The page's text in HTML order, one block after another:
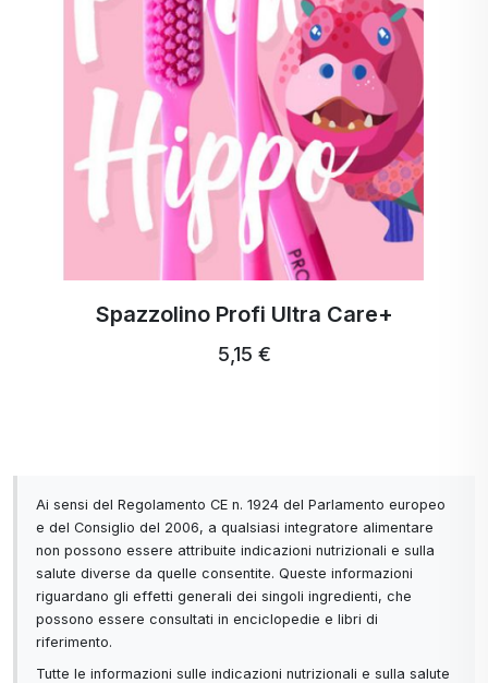
Spazzolino Profi Ultra Care+
5,15 €
Ai sensi del Regolamento CE n. 1924 del Parlamento europeo
e del Consiglio del 2006, a qualsiasi integratore alimentare
non possono essere attribuite indicazioni nutrizionali e sulla
salute diverse da quelle consentite. Queste informazioni
riguardano gli effetti generali dei singoli ingredienti, che
possono essere consultati in enciclopedie e libri di
riferimento.
Tutte le informazioni sulle indicazioni nutrizionali e sulla salute